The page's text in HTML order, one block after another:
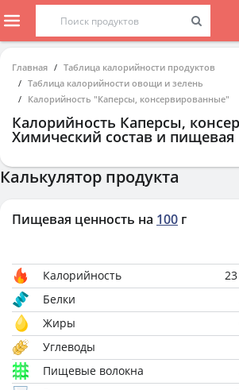
Главная
Таблица калорийности продуктов
Таблица калорийности овощи и зелень
Калорийность "Каперсы, консервированные"
Калорийность Каперсы,
Химический состав и пищевая
Калькулятор продукта
Пищевая ценность на 100 г
Калорийность 23
Белки
Жиры
Углеводы
Пищевые волокна